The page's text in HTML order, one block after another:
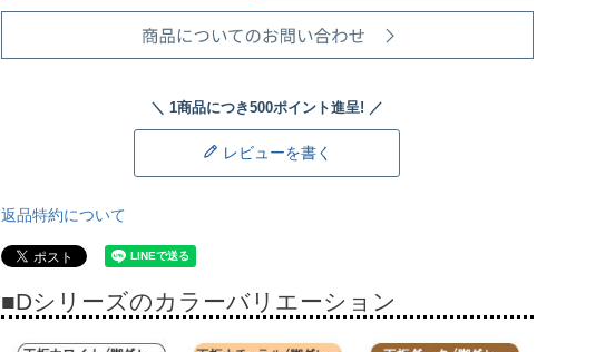
レビューを書く
返品特約について
■Dシリーズのカラーバリエーション